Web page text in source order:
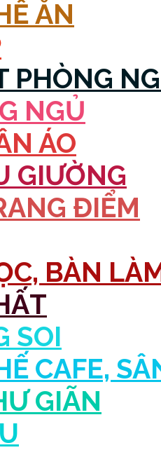
ĂN
PHÒNG
NGỦ
ÁO
GIƯỜNG
ĐIỂM
BÀN
SOI
CAFE,
GIÃN